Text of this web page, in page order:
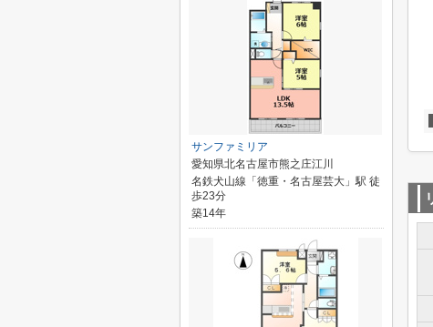
サンファミリア
愛知県北名古屋市熊之庄江川
名鉄犬山線「徳重・名古屋芸大」駅 徒
歩23分
築14年